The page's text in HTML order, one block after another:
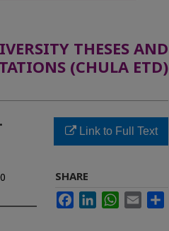
THESES AND
(CHULA ETD)
Link to Full Text
SHARE
FacebookLinkedInWhatsApp
Email